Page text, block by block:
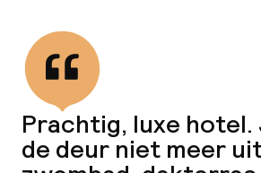
Prachtig, luxe
de deur niet meer